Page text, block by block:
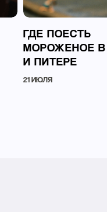
ГДЕ ПОЕСТЬ
МОРОЖЕНОЕ
И ПИТЕРЕ
21 ИЮЛЯ